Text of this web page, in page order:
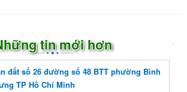
tin mới hơn
đất số 26 đường số 48 BTT phường Bình
TP Hồ Chí Minh